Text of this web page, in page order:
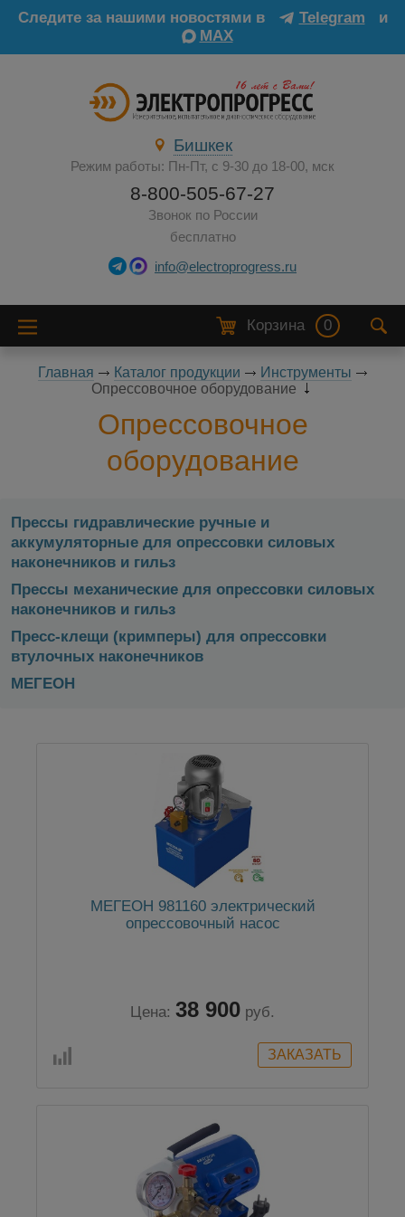
Следите за нашими новостями в Telegram
и
MAX
Бишкек
Режим работы: Пн-Пт, с 9-30 до 18-00, мск
8-800-505-67-27
Звонок по России
бесплатно
info@electroprogress.ru
Корзина 0
Главная Каталог продукции
Инструменты
Опрессовочное оборудование
Опрессовочное
оборудование
Прессы гидравлические ручные и
аккумуляторные для опрессовки силовых
наконечников и гильз
Прессы механические для опрессовки силовых
наконечников и гильз
Пресс-клещи (кримперы) для опрессовки
втулочных наконечников
МЕГЕОН
МЕГЕОН 981160 электрический
опрессовочный насос
Цена: 38 900 руб.